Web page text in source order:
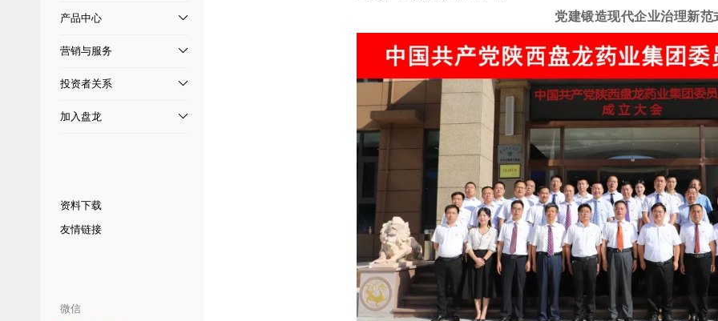
产品中心
营销与服务
投资者关系
加入盘龙
资料下载
友情链接
微信
党建锻造现代企业治理新范